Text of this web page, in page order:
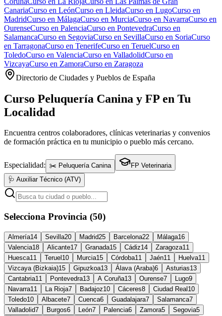
CanariaCurso en LeónCurso en LleidaCurso en LugoCurso en
MadridCurso en MálagaCurso en MurciaCurso en NavarraCurso en
OurenseCurso en PalenciaCurso en PontevedraCurso en
SalamancaCurso en SegoviaCurso en SevillaCurso en SoriaCurso
en TarragonaCurso en TenerifeCurso en TeruelCurso en
ToledoCurso en ValenciaCurso en ValladolidCurso en
VizcayaCurso en ZamoraCurso en Zaragoza
Directorio de Ciudades y Pueblos de España
Curso Peluquería Canina y FP en Tu
Localidad
Encuentra centros colaboradores, clínicas veterinarias y convenios
de formación práctica en tu municipio o pueblo más cercano.
Especialidad: ✂️ Peluquería Canina
FP Veterinaria
🩺 Auxiliar Técnico (ATV)
Selecciona Provincia (50)
Almería14 Sevilla20 Madrid25 Barcelona22 Málaga16
Valencia18 Alicante17 Granada15 Cádiz14 Zaragoza11
Huesca11 Teruel 10 Murcia15 Córdoba11 Jaén11 Huelva11
Vizcaya (Bizkaia)15 Gipuzkoa13 Álava (Araba)6 Asturias13
Cantabria11 Pontevedra13 A Coruña13 Ourense7 Lugo9
Navarra11 La Rioja7 Badajoz10 Cáceres8 Ciudad Real 10
Toledo10 Albacete7 Cuenca6 Guadalajara7 Salamanca7
Valladolid7 Burgos6 León7 Palencia6 Zamora5 Segovia5